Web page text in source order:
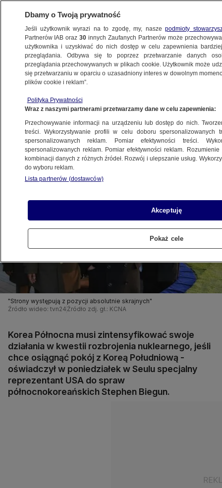
ŚWIAT
jestem pewien, że jest w zasięgu
30.10.2018, 07:25
Udostępnij
"Strony występują z pozycji absolutnie skrajnych"
Źródło wideo: tvn24 Źródło zdj. gł.: KCNA
Korea Północna musi zintensyfikować swoje
działania w kwestii rozbrojenia nuklearnego, jeśli
chce osiągnąć pokój z Koreą Południową -
oświadczył w poniedziałek w Seulu specjalny
reprezentant USA do spraw
północnokoreańskich Stephen Biegun.
Dbamy o Twoją prywatność
Jeśli użytkownik wyrazi na to zgodę, my, naszepodmioty
Partnerów IAB oraz30 innych Zaufanych Partnerów może
użytkownika i uzyskiwać do nich dostęp w celu zapewnienia
przeglądania. Odbywa się to poprzez przetwarzanie danych
przeglądania przechowywanych w plikach cookie. Użytkownik może
się przetwarzaniu w oparciu o uzasadniony interes w dowolnym
plików cookie i reklam”.
Polityka Prywatności
Wraz z naszymi partnerami przetwarzamy dane w celu zapewnienia:
Przechowywanie informacji na urządzeniu lub dostęp do nich.
treści. Wykorzystywanie profili w celu doboru spersonalizowanych
spersonalizowanych reklam. Pomiar efektywności treści.
spersonalizowanych reklam. Pomiar efektywności reklam.
kombinacji danych z różnych źródeł. Rozwój i ulepszanie usług.
do wyboru reklam.
Lista partnerów (dostawców)
Akceptuję
Pokaż cele